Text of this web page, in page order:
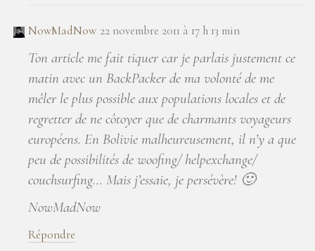
NowMadNow 22 novembre 2011 à 17 h 13 min
Ton article me fait tiquer car je parlais justement ce
matin avec un BackPacker de ma volonté de me
mêler le plus possible aux populations locales et de
regretter de ne côtoyer que de charmants voyageurs
européens. En Bolivie malheureusement, il n’y a que
peu de possibilités de woofing/ helpexchange/
couchsurfing… Mais j’essaie, je persévère! 🙂
NowMadNow
Répondre